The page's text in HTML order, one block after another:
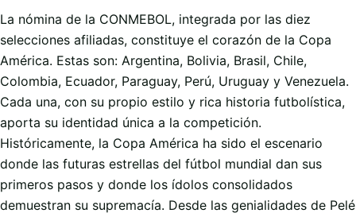
La nómina de la CONMEBOL, integrada por las diez
selecciones afiliadas, constituye el corazón de la Copa
América. Estas son: Argentina, Bolivia, Brasil, Chile,
Colombia, Ecuador, Paraguay, Perú, Uruguay y Venezuela.
Cada una, con su propio estilo y rica historia futbolística,
aporta su identidad única a la competición.
Históricamente, la Copa América ha sido el escenario
donde las futuras estrellas del fútbol mundial dan sus
primeros pasos y donde los ídolos consolidados
demuestran su supremacía. Desde las genialidades de Pelé